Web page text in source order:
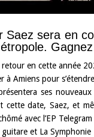
Saez sera en
retour en cette année
à Amiens pour
ses
cette date, Saez, et
avec l’EP
et La